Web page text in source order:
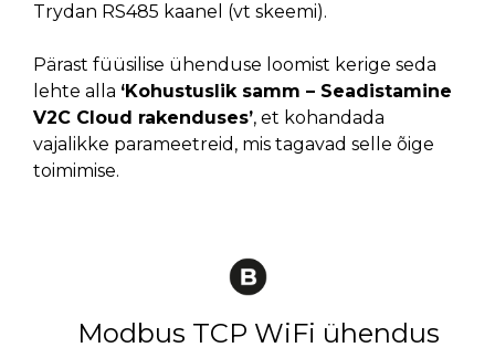
Trydan RS485 kaanel (vt skeemi).
Pärast füüsilise ühenduse loomist kerige seda
lehte alla ‘Kohustuslik samm – Seadistamine
V2C Cloud rakenduses’, et kohandada
vajalikke parameetreid, mis tagavad selle õige
toimimise.
Modbus TCP WiFi ühendus